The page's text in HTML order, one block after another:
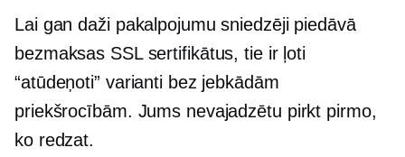
Lai gan daži pakalpojumu sniedzēji piedāvā
bezmaksas SSL sertifikātus, tie ir ļoti
“atūdeņoti” varianti bez jebkādām
priekšrocībām. Jums nevajadzētu pirkt pirmo,
ko redzat.